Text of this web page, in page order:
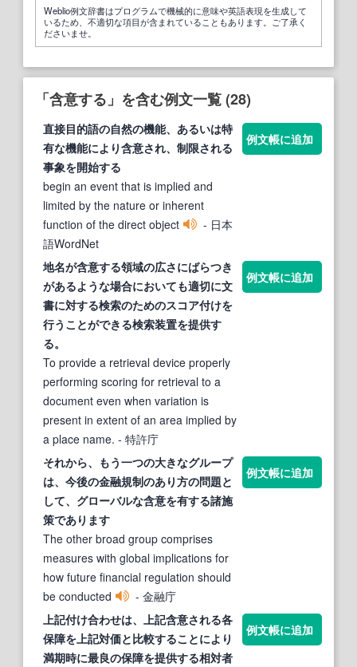
Weblio例文辞書はプログラムで機械的に意味や英語表現を生成して
いるため、不適切な項目が含まれていることもあります。ご了承く
ださいませ。
「含意する」を含む例文一覧 (28)
直接目的語の自然の機能、あるいは特
有な機能により含意され、制限される
事象を開始する
begin an event that is implied and
limited by the nature or inherent
function of the direct object
- 日本
語WordNet
例文帳に追加
地名が含意する領域の広さにばらつき
があるような場合においても適切に文
書に対する検索のためのスコア付けを
行うことができる検索装置を提供す
る。
To provide a retrieval device properly
performing scoring for retrieval to a
document even when variation is
present in extent of an area implied by
a place name. - 特許庁
例文帳に追加
それから、もう一つの大きなグループ
は、今後の金融規制のあり方の問題と
して、グローバルな含意を有する諸施
策であります
The other broad group comprises
measures with global implications for
how future financial regulation should
be conducted
- 金融庁
例文帳に追加
上記付け合わせは、上記含意される各
保障を上記対価と比較することにより
満期時に最良の保障を提供する相対者
例文帳に追加